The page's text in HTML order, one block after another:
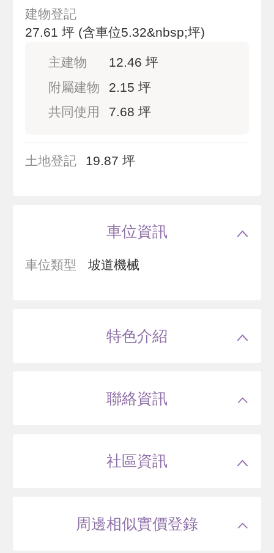
建物登記
27.61 坪 (含車位5.32&nbsp;坪)
主建物
12.46 坪
附屬建物
2.15 坪
共同使用
7.68 坪
土地登記 19.87 坪
車位資訊
車位類型 坡道機械
特色介紹
聯絡資訊
社區資訊
周邊相似實價登錄